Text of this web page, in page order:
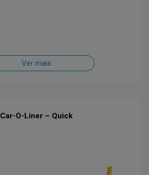
Ver mais
Car-O-Liner – Quick